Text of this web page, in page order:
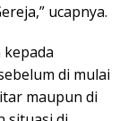
ucapnya.
di mulai
maupun di